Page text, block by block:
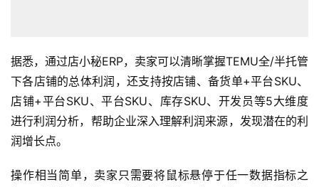
页
据悉，通过店小秘ERP，卖家可以清晰掌握TEMU全/半托管
下各店铺的总体利润，还支持按店铺、备货单+平台SKU、
店铺+平台SKU、平台SKU、库存SKU、开发员等5大维度
进行利润分析，帮助企业深入理解利润来源，发现潜在的利
润增长点。
操作相当简单，卖家只需要将鼠标悬停于任一数据指标之